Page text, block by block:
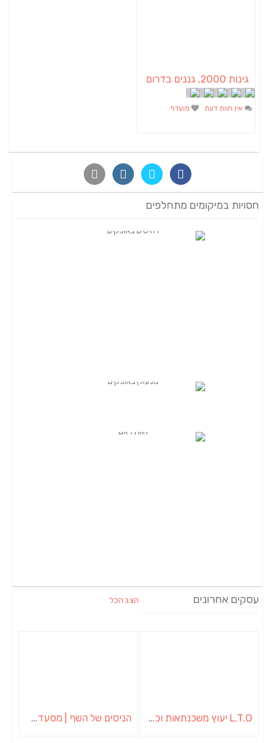
גינות 2000, גננים בדרום
אין חוות דעת מועדף
חסויות במיקומים מתחלפים
עסקים אחרונים הצג הכל
L.T.O יעוץ משכנתאות וכלכלת משפחה | יועץ משכנתאות באשכול הניסים של השף | מסעדת שף בבית | ארוחות גורמה